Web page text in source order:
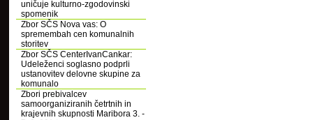
uničuje kulturno-zgodovinski
spomenik
Zbor SČS Nova vas: O
spremembah cen komunalnih
storitev
Zbor SČS CenterIvanCankar:
Udeleženci soglasno podprli
ustanovitev delovne skupine za
komunalo
Zbori prebivalcev
samoorganiziranih četrtnih in
krajevnih skupnosti Maribora 3. -